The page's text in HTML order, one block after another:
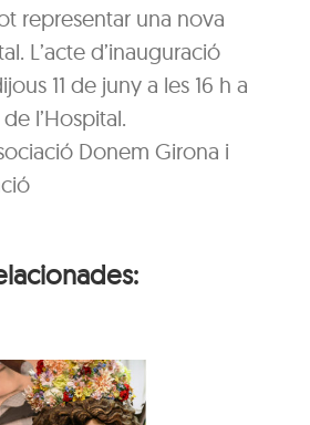
representar una nova
L’acte d’inauguració
11 de juny a les 16 h a
l’Hospital.
Donem Girona i